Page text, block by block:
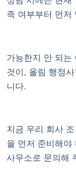
족 여부부터 먼저
가능한지 안 되는
것이, 올림 행정
니다.
지금 우리 회사
을 먼저 준비해야
사무소로 문의해